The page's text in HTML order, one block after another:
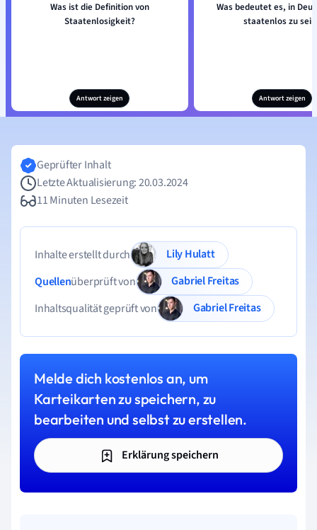
Was ist die Definition von
Staatenlosigkeit?
Antwort zeigen
Was bedeutet es, in
staatenlos zu
Antwort zeigen
Geprüfter Inhalt
Letzte Aktualisierung: 20.03.2024
11 Minuten Lesezeit
Inhalte erstellt durch
Lily Hulatt
Quellenüberprüft von
Gabriel Freitas
Inhaltsqualität geprüft von
Gabriel Freitas
Melde dich kostenlos an, um
Karteikarten zu speichern, zu
bearbeiten und selbst zu erstellen.
Erklärung speichern